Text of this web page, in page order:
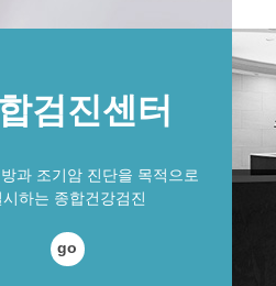
검진센터
과 조기암 진단을 목적으로
시하는 종합건강검진
go